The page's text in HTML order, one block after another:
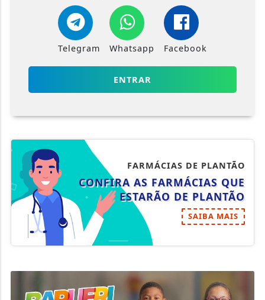
Telegram Whatsapp Facebook
ENTRAR
FARMÁCIAS DE PLANTÃO
CONFIRA AS FARMÁCIAS QUE
ESTARÃO DE PLANTÃO
SAIBA MAIS